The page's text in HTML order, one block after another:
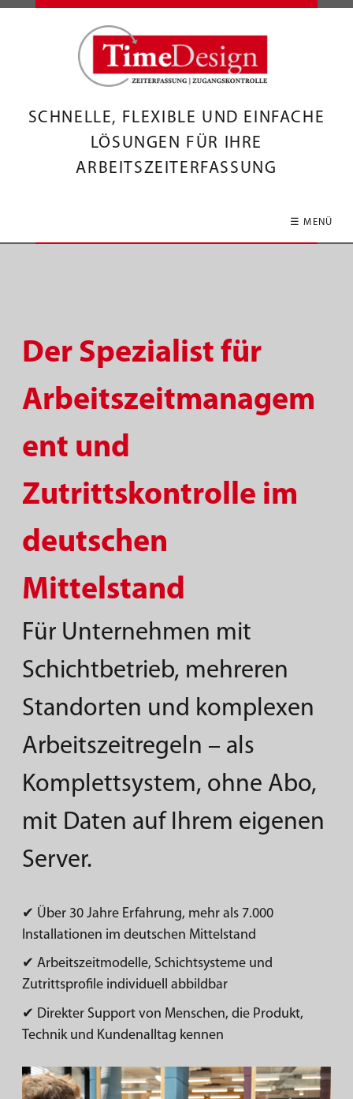
SCHNELLE, FLEXIBLE UND EINFACHE
LÖSUNGEN FÜR IHRE
ARBEITSZEITERFASSUNG
☰ MENÜ
Der Spezialist für
Arbeitszeitmanagem
ent und
Zutrittskontrolle im
deutschen
Mittelstand
Für Unternehmen mit
Schichtbetrieb, mehreren
Standorten und komplexen
Arbeitszeitregeln – als
Komplettsystem, ohne Abo,
mit Daten auf Ihrem eigenen
Server.
✔ Über 30 Jahre Erfahrung, mehr als 7.000
Installationen im deutschen Mittelstand
✔ Arbeitszeitmodelle, Schichtsysteme und
Zutrittsprofile individuell abbildbar
✔ Direkter Support von Menschen, die Produkt,
Technik und Kundenalltag kennen